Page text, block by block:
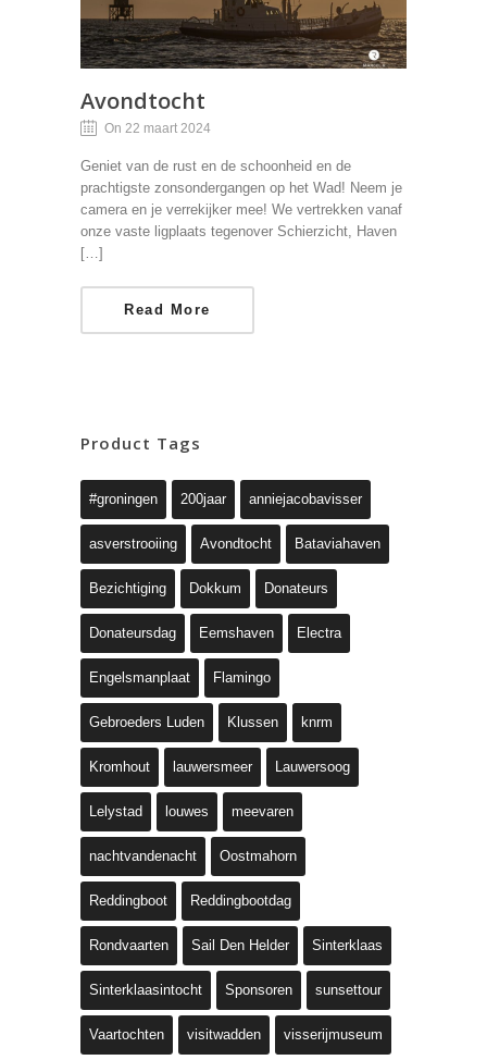
Avondtocht
On 22 maart 2024
Geniet van de rust en de schoonheid en de
prachtigste zonsondergangen op het Wad! Neem je
camera en je verrekijker mee! We vertrekken vanaf
onze vaste ligplaats tegenover Schierzicht, Haven
[…]
Read More
Product Tags
#groningen 200jaar anniejacobavisser
asverstrooiing Avondtocht Bataviahaven
Bezichtiging Dokkum Donateurs
Donateursdag Eemshaven Electra
Engelsmanplaat Flamingo
Gebroeders Luden Klussen knrm
Kromhout lauwersmeer Lauwersoog
Lelystad louwes meevaren
nachtvandenacht Oostmahorn
Reddingboot Reddingbootdag
Rondvaarten Sail Den Helder Sinterklaas
Sinterklaasintocht Sponsoren sunsettour
Vaartochten visitwadden visserijmuseum